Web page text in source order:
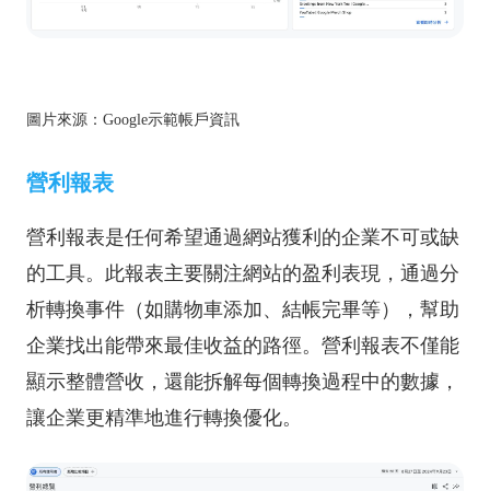
圖片來源：Google示範帳戶資訊
營利報表
營利報表是任何希望通過網站獲利的企業不可或缺
的工具。此報表主要關注網站的盈利表現，通過分
析轉換事件（如購物車添加、結帳完畢等），幫助
企業找出能帶來最佳收益的路徑。營利報表不僅能
顯示整體營收，還能拆解每個轉換過程中的數據，
讓企業更精準地進行轉換優化。